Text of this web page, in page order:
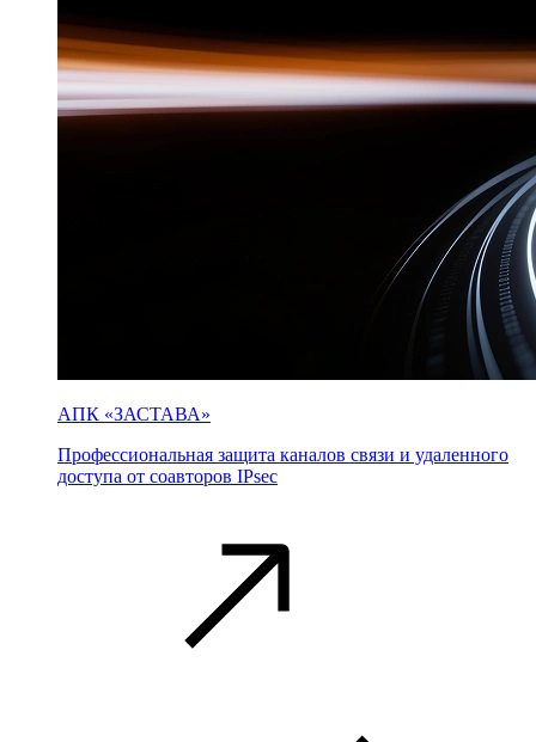
АПК «ЗАСТАВА»
Профессиональная защита каналов связи и удаленного
доступа от соавторов IPsec